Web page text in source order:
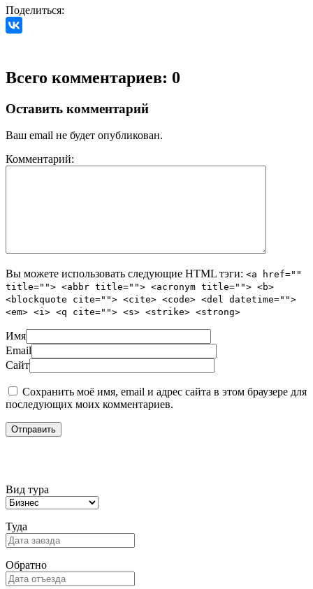
Поделиться:
Всего комментариев: 0
Оставить комментарий
Ваш email не будет опубликован.
Комментарий:
Вы можете использовать следующие HTML тэги: <a href=""
title=""> <abbr title=""> <acronym title=""> <b>
<blockquote cite=""> <cite> <code> <del datetime="">
<em> <i> <q cite=""> <s> <strike> <strong>
Имя
Email
Сайт
Сохранить моё имя, email и адрес сайта в этом браузере для
последующих моих комментариев.
Вид тура
Туда
Обратно